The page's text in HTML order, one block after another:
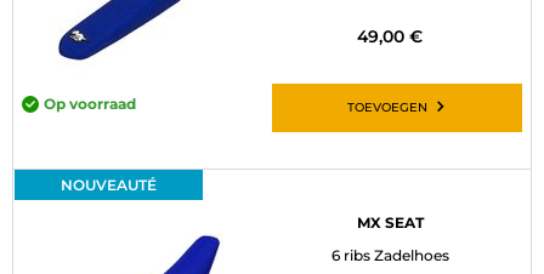
49,00 €
Op voorraad TOEVOEGEN
NOUVEAUTÉ
MX SEAT
6 ribs Zadelhoes